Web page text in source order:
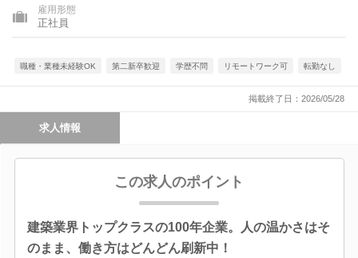
雇用形態
正社員
職種・業種未経験OK 第二新卒歓迎 学歴不問 リモートワーク可 転勤なし
掲載終了日：2026/05/28
求人情報
この求人のポイント
建築業界トップクラスの100年企業。人の温かさはそ
のまま、働き方はどんどん刷新中！